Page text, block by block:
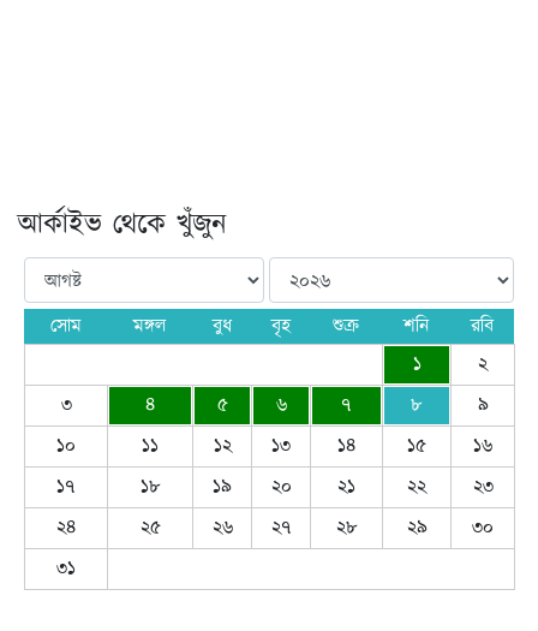
আর্কাইভ থেকে খুঁজুন
সোম মঙ্গল বুধ বৃহ শুক্র শনি
রবি
১
২
৩
৪ ৫ ৬ ৭ ৮
৯
১০
১১ ১২ ১৩ ১৪ ১৫
১৬
১৭
১৮ ১৯ ২০ ২১ ২২
২৩
২৪
২৫ ২৬ ২৭ ২৮ ২৯
৩০
৩১